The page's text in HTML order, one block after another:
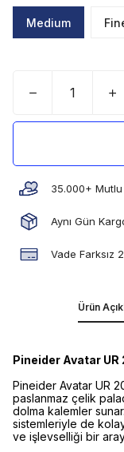
Medium
35.000+
Aynı Gün
Vade Farksız
Ürün
Pineider Avatar
Pineider Avatar UR
paslanmaz çelik
dolma kalemler
sistemleriyle de
ve işlevselliği bir